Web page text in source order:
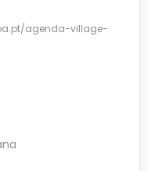
agenda-village-